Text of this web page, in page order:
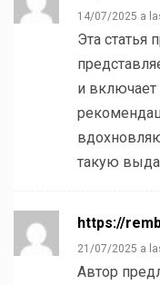
14/07/2025 a
Эта статья
и включает
такую
https://
21/07/2025 a
Автор